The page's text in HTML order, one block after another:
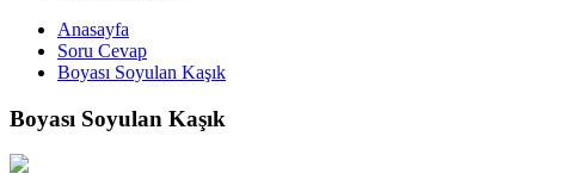
Anasayfa
Soru Cevap
Boyası Soyulan Kaşık
Boyası Soyulan Kaşık